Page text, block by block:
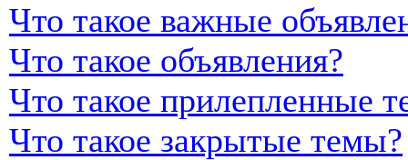
Что такое важные
Что такое объявления?
Что такое прилепленные
Что такое закрытые темы?